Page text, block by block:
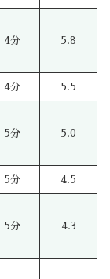
4分 5.8
4分 5.5
5分 5.0
5分 4.5
5分 4.3